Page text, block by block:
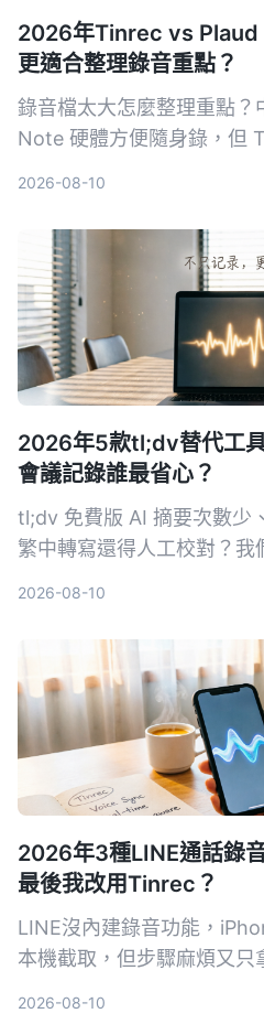
2026年Tinrec vs Plaud
更適合整理錄音重點？
錄音檔太大怎麼整理重點？
Note 硬體方便隨身錄，但
2026-08-10
2026年5款tl;dv替代工
會議記錄誰最省心？
tl;dv 免費版 AI 摘要次數少
繁中轉寫還得人工校對？
合台灣團隊的會議記錄方案
2026-08-10
2026年3種LINE通話錄
最後我改用Tinrec？
LINE沒內建錄音功能，
本機截取，但步驟麻煩又
2026-08-10